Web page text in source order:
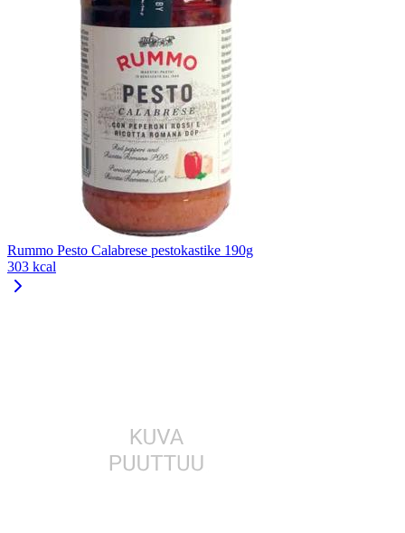
Rummo Pesto Calabrese pestokastike 190g
303 kcal